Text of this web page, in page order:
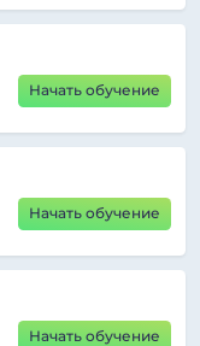
Начать обучение
Начать обучение
Начать обучение